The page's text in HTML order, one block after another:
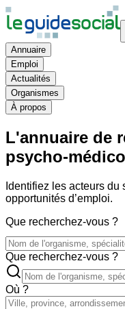
Annuaire
Emploi
Actualités
Organismes
À propos
L'annuaire de
psycho-
Identifiez les acteurs du
opportunités d’emploi.
Que recherchez-vous ?
Que recherchez-vous ?
Où ?